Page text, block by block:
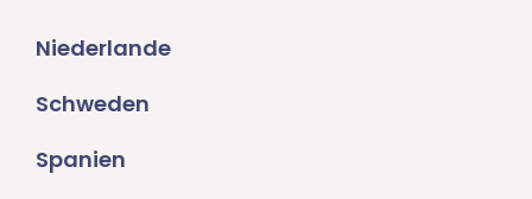
Niederlande
Schweden
Spanien